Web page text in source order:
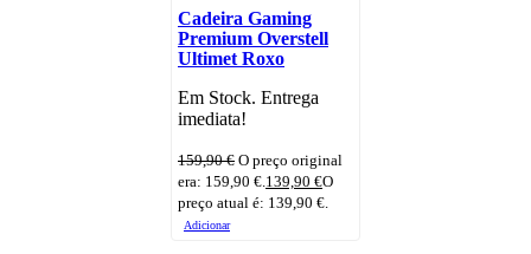
Cadeira Gaming
Premium Overstell
Ultimet Roxo
Em Stock. Entrega
imediata!
159,90€ O preço original
era: 159,90 €. 139,90 €O
preço atual é: 139,90 €.
Adicionar